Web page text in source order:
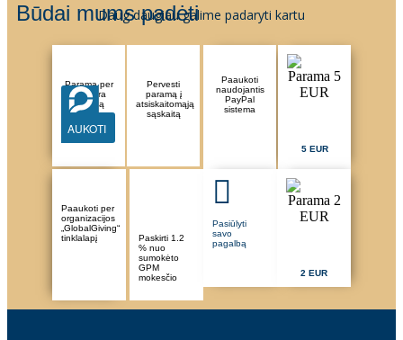
Būdai mums padėti
Daug daugiau galime padaryti kartu
Parama per
Paysera
sistemą
AUKOTI
Pervesti
paramą į
atsiskaitomąją
sąskaitą
Paaukoti
naudojantis
PayPal
sistema
5 EUR
Paaukoti per
organizacijos
„GlobalGiving“
tinklalapį
Paskirti 1.2
% nuo
sumokėto
GPM
mokesčio
Pasiūlyti
savo
pagalbą
2 EUR